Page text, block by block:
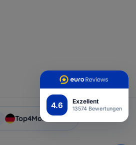
4.6 Exzellent
13574 Bewertungen
Top4Mobile.de